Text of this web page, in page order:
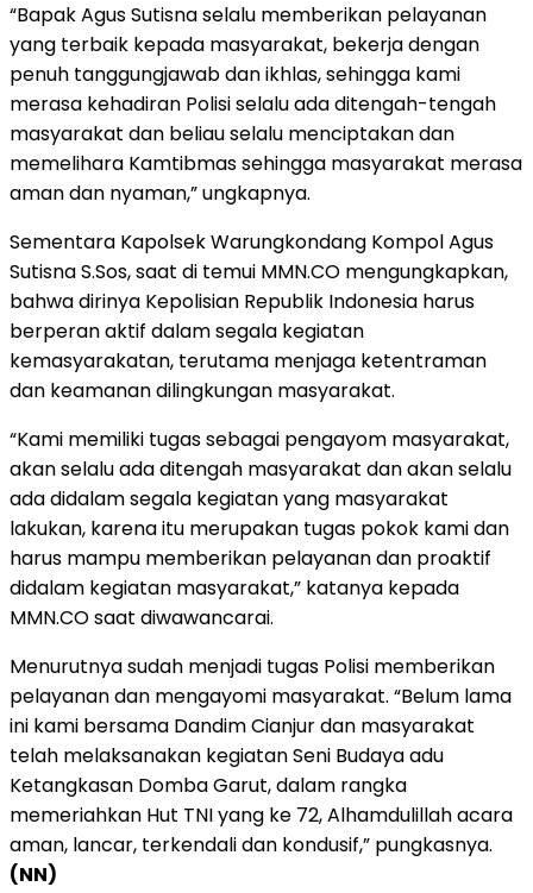
“Bapak Agus Sutisna selalu memberikan pelayanan
yang terbaik kepada masyarakat, bekerja dengan
penuh tanggungjawab dan ikhlas, sehingga kami
merasa kehadiran Polisi selalu ada ditengah-tengah
masyarakat dan beliau selalu menciptakan dan
memelihara Kamtibmas sehingga masyarakat merasa
aman dan nyaman,” ungkapnya.
Sementara Kapolsek Warungkondang Kompol Agus
Sutisna S.Sos, saat di temui MMN.CO mengungkapkan,
bahwa dirinya Kepolisian Republik Indonesia harus
berperan aktif dalam segala kegiatan
kemasyarakatan, terutama menjaga ketentraman
dan keamanan dilingkungan masyarakat.
“Kami memiliki tugas sebagai pengayom masyarakat,
akan selalu ada ditengah masyarakat dan akan selalu
ada didalam segala kegiatan yang masyarakat
lakukan, karena itu merupakan tugas pokok kami dan
harus mampu memberikan pelayanan dan proaktif
didalam kegiatan masyarakat,” katanya kepada
MMN.CO saat diwawancarai.
Menurutnya sudah menjadi tugas Polisi memberikan
pelayanan dan mengayomi masyarakat. “Belum lama
ini kami bersama Dandim Cianjur dan masyarakat
telah melaksanakan kegiatan Seni Budaya adu
Ketangkasan Domba Garut, dalam rangka
memeriahkan Hut TNI yang ke 72, Alhamdulillah acara
aman, lancar, terkendali dan kondusif,” pungkasnya.
(NN)